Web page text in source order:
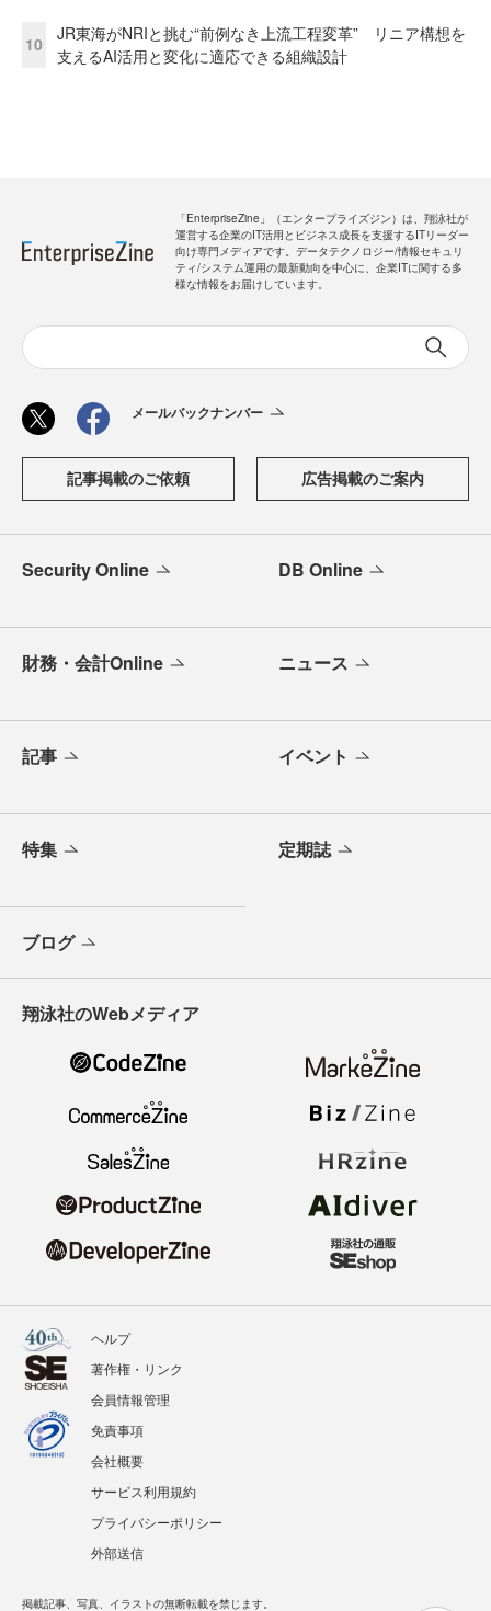
10
JR東海がNRIと挑む“前例なき上流工程変革” リニア構想を
支えるAI活用と変化に適応できる組織設計
「EnterpriseZine」（エンタープライズジン）は、翔泳社が
運営する企業のIT活用とビジネス成長を支援するITリーダー
向け専門メディアです。データテクノロジー/情報セキュリ
ティ/システム運用の最新動向を中心に、企業ITに関する多
様な情報をお届けしています。
メールバックナンバー
記事掲載のご依頼 広告掲載のご案内
Security Online DB Online
財務・会計Online ニュース
記事 イベント
特集 定期誌
ブログ
翔泳社のWebメディア
ヘルプ
著作権・リンク
会員情報管理
免責事項
会社概要
サービス利用規約
プライバシーポリシー
外部送信
掲載記事、写真、イラストの無断転載を禁じます。